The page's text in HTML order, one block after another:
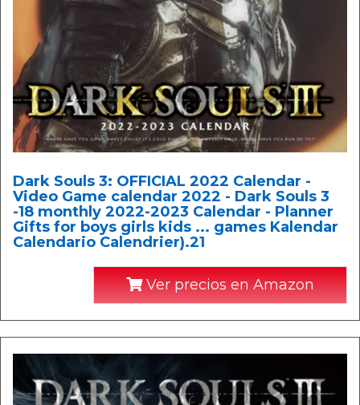
Dark Souls 3: OFFICIAL 2022 Calendar -
Video Game calendar 2022 - Dark Souls 3
-18 monthly 2022-2023 Calendar - Planner
Gifts for boys girls kids ... games Kalendar
Calendario Calendrier).21
Ver precios en Amazon